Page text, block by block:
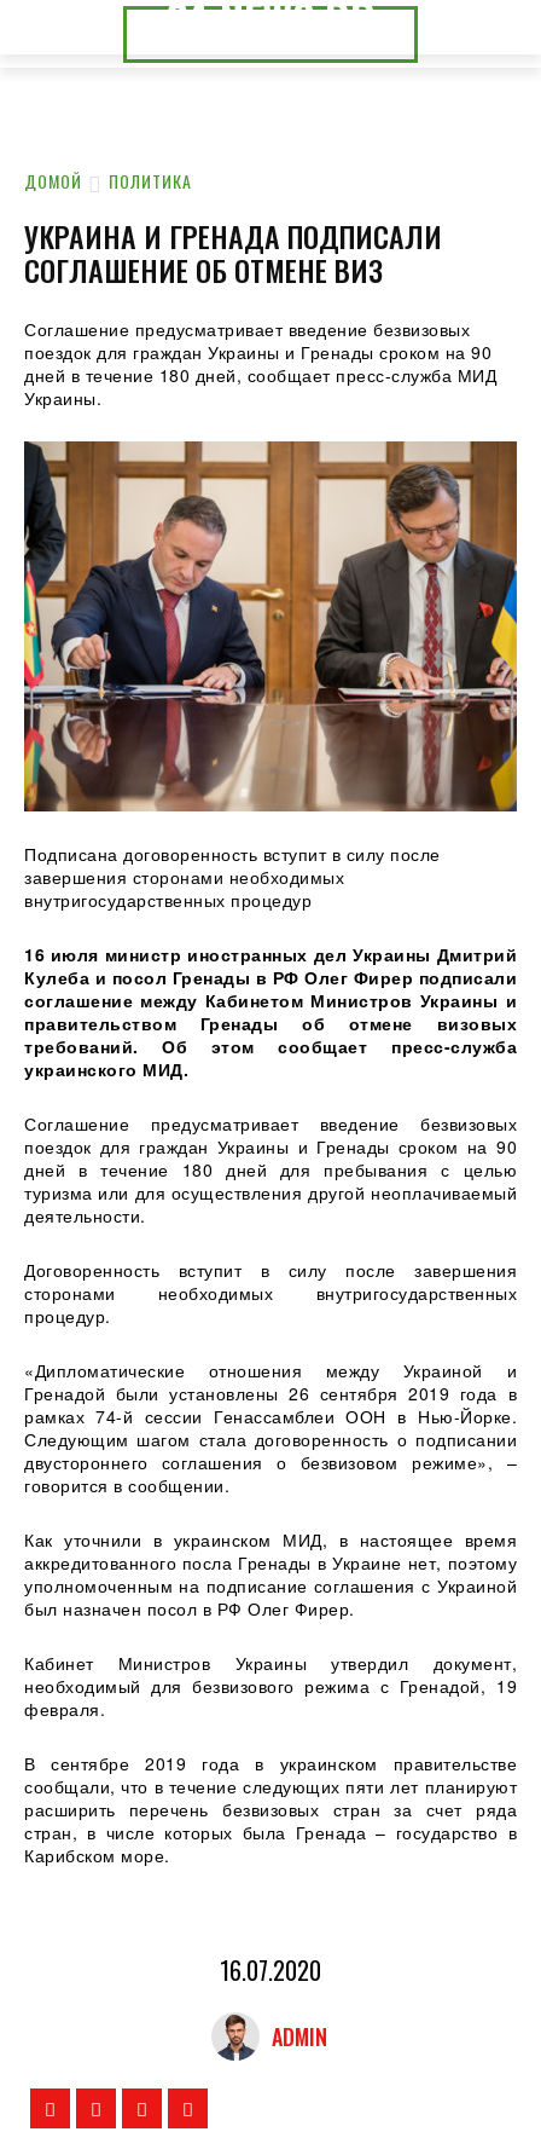
24.NEWS.CK
24.NEWS.DP
ДОМОЙ ПОЛИТИКА
УКРАИНА И ГРЕНАДА ПОДПИСАЛИ
СОГЛАШЕНИЕ ОБ ОТМЕНЕ ВИЗ
Соглашение предусматривает введение безвизовых
поездок для граждан Украины и Гренады сроком на 90
дней в течение 180 дней, сообщает пресс-служба МИД
Украины.
Подписана договоренность вступит в силу после
завершения сторонами необходимых
внутригосударственных процедур
16 июля министр иностранных дел Украины Дмитрий
Кулеба и посол Гренады в РФ Олег Фирер подписали
соглашение между Кабинетом Министров Украины и
правительством Гренады об отмене визовых
требований. Об этом сообщает пресс-служба
украинского МИД.
Соглашение предусматривает введение безвизовых
поездок для граждан Украины и Гренады сроком на 90
дней в течение 180 дней для пребывания с целью
туризма или для осуществления другой неоплачиваемый
деятельности.
Договоренность вступит в силу после завершения
сторонами необходимых внутригосударственных
процедур.
«Дипломатические отношения между Украиной и
Гренадой были установлены 26 сентября 2019 года в
рамках 74-й сессии Генассамблеи ООН в Нью-Йорке.
Следующим шагом стала договоренность о подписании
двустороннего соглашения о безвизовом режиме», –
говорится в сообщении.
Как уточнили в украинском МИД, в настоящее время
аккредитованного посла Гренады в Украине нет, поэтому
уполномоченным на подписание соглашения с Украиной
был назначен посол в РФ Олег Фирер.
Кабинет Министров Украины утвердил документ,
необходимый для безвизового режима с Гренадой, 19
февраля.
В сентябре 2019 года в украинском правительстве
сообщали, что в течение следующих пяти лет планируют
расширить перечень безвизовых стран за счет ряда
стран, в числе которых была Гренада – государство в
Карибском море.
16.07.2020
ADMIN